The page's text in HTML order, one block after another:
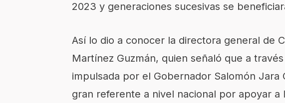
2023 y generaciones sucesivas se
Así lo dio a conocer la directora general de
Martínez Guzmán, quien señaló que a
impulsada por el Gobernador Salomón Jara
gran referente a nivel nacional por apoyar a